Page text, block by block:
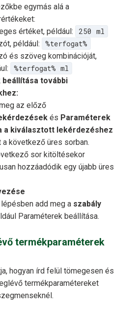
egymás alá a
értéket, például:
250 ml
például:
%terfogat%
és szöveg kombinációját,
%terfogat% ml
további
az előző
és Paraméterek
a kiválasztott lekérdezéshez
a következő üres sorban.
sor kitöltésekor
hozzáadódik egy újabb üres
add meg a szabály
Paraméterek beállítása.
termékparaméterek
hogyan írd felül tömegesen és
termékparamétereket